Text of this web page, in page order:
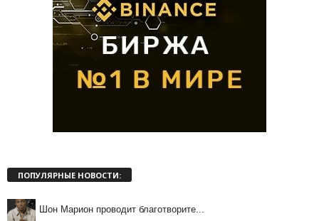
ПОПУЛЯРНЫЕ НОВОСТИ:
Шон Марион проводит благотворите...